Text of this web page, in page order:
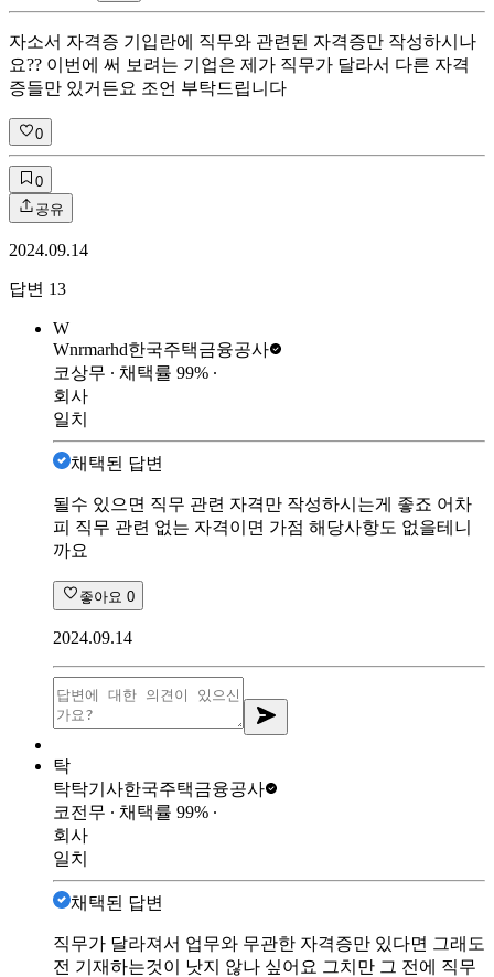
자소서 자격증 기입란에 직무와 관련된 자격증만 작성하시나
요?? 이번에 써 보려는 기업은 제가 직무가 달라서 다른 자격
증들만 있거든요 조언 부탁드립니다
0
0
공유
2024.09.14
답변 13
W
Wnrmarhd한국주택금융공사
코상무 ∙ 채택률 99% ∙
회사
일치
채택된 답변
될수 있으면 직무 관련 자격만 작성하시는게 좋죠 어차
피 직무 관련 없는 자격이면 가점 해당사항도 없을테니
까요
좋아요 0
2024.09.14
탁
탁탁기사한국주택금융공사
코전무 ∙ 채택률 99% ∙
회사
일치
채택된 답변
직무가 달라져서 업무와 무관한 자격증만 있다면 그래도
전 기재하는것이 낫지 않나 싶어요 그치만 그 전에 직무